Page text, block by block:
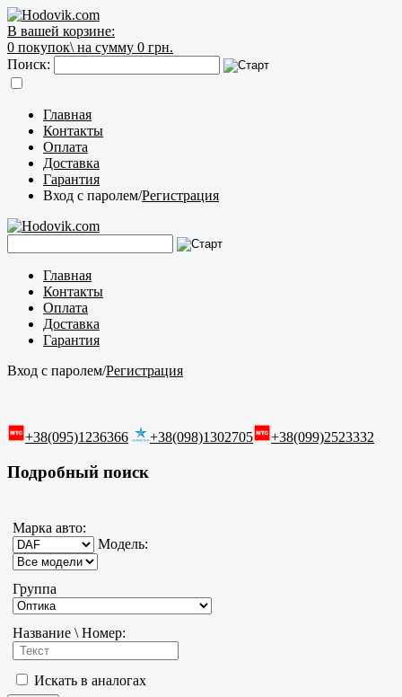
В вашей корзине:
0 покупок\ на сумму 0 грн.
Поиск:
Главная
Контакты
Оплата
Доставка
Гарантия
Вход с паролем/Регистрация
Главная
Контакты
Оплата
Доставка
Гарантия
Вход с паролем/Регистрация
+38(095)1236366 +38(098)1302705 +38(099)2523332
Подробный поиск
Марка авто:
Модель:
Группа
Название \ Номер:
Искать в аналогах